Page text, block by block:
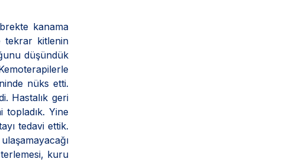
kanama
tekrar kitlenin
düşündük
nüks etti.
Hastalık geri
topladık. Yine
tedavi ettik.
kuru